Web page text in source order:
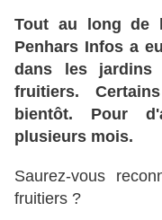
Tout au long de
Penhars Infos a
dans les jardins
fruitiers.
bientôt. Pour
plusieurs mois.
Saurez-vous
fruitiers ?